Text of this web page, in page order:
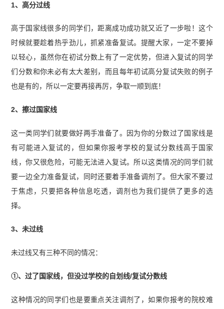
1、高分过线
高于国家线很多的同学们，距离成功成功就又近了一步啦！这个
时候就要趁着热乎劲儿，抓紧准备复试。提醒大家，一定不要掉
以轻心，虽然你在初试分数上有了一定优势，但进入复试的同学
们分数和你未必有太大差别，而且每年初试高分复试失败的例子
也是有的，所以一定要再接再厉，争取一顺到底！
2、擦过国家线
这一类同学们就要做好两手准备了。因为你的分数过了国家线是
有可能进入复试的，但如果你报考学校的复试分数线高于国家
线，你又很危险，可能无法进入复试。所以这类情况的同学们就
要一边全力准备复试，同时还要着手准备调剂了。但大家不要过
于焦虑，只要把各种信息吃透，调剂也为我们提供了更多的选
择。
3、未过线
未过线又有三种不同的情况：
①、过了国家线，但没过学校的自划线/复试分数线
这种情况的同学们也是要重点关注调剂了，如果你报考的院校难